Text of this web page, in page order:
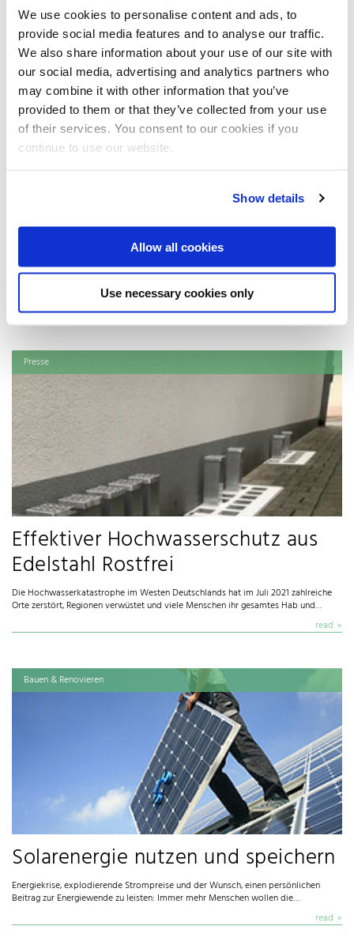
We use cookies to personalise content and ads, to
provide social media features and to analyse our traffic.
We also share information about your use of our site with
our social media, advertising and analytics partners who
may combine it with other information that you’ve
provided to them or that they’ve collected from your use
of their services. You consent to our cookies if you
continue to use our website.
Show details
Allow all cookies
Use necessary cookies only
Bauen & Renovieren
Nachhaltige Freiraumgestaltung
mit Stadtmobiliar aus Edelstahl
Der Megatrend Urbanisierung ist – entgegen mancher Erwartung – auch nach der
Covid-19-Pandemie ungebrochen. Städte bieten als Wirtschaftszentren einen…
read
Presse
Effektiver Hochwasserschutz aus
Edelstahl Rostfrei
Die Hochwasserkatastrophe im Westen Deutschlands hat im Juli 2021 zahlreiche
Orte zerstört, Regionen verwüstet und viele Menschen ihr gesamtes Hab und…
read
Bauen & Renovieren
Solarenergie nutzen und speichern
Energiekrise, explodierende Strompreise und der Wunsch, einen persönlichen
Beitrag zur Energiewende zu leisten: Immer mehr Menschen wollen die…
read